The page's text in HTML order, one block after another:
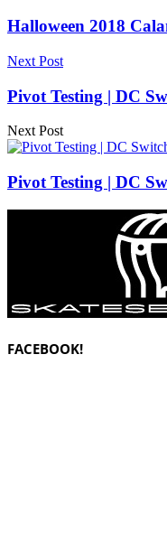
Halloween 2018
Next Post
Pivot Testing | DC
Next Post
Pivot Testing | DC
FACEBOOK!